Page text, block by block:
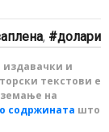
, долари
и
текстови е
на
содржината што